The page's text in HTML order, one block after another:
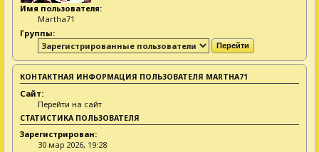
Имя пользователя:
Martha71
Группы:
КОНТАКТНАЯ ИНФОРМАЦИЯ ПОЛЬЗОВАТЕЛЯ MARTHA71
Сайт:
Перейти на сайт
СТАТИСТИКА ПОЛЬЗОВАТЕЛЯ
Зарегистрирован:
30 мар 2026, 19:28